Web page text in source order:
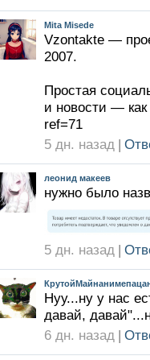
Mita Misede
Vzontakte —
2007.
Простая
и новости —
ref=71
5 дн. назад |
леонид макеев
нужно было
5 дн. назад |
Нуу...ну у нас
давай,
6 дн. назад |